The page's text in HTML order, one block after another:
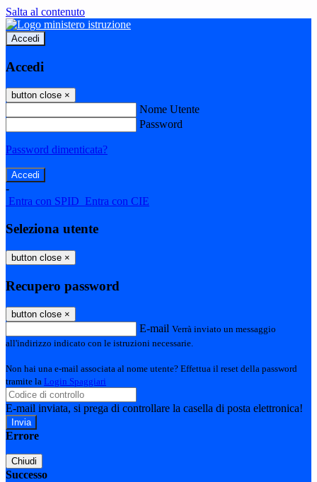
Salta al contenuto
Accedi
Accedi
button close ×
Nome Utente
Password
Password dimenticata?
-
Entra con SPID Entra con CIE
Seleziona utente
button close ×
Recupero password
button close ×
E-mail Verrà inviato un messaggio
all'indirizzo indicato con le istruzioni necessarie.
Non hai una e-mail associata al nome utente? Effettua il reset della password
tramite la Login Spaggiari
E-mail inviata, si prega di controllare la casella di posta elettronica!
Errore
Chiudi
Successo